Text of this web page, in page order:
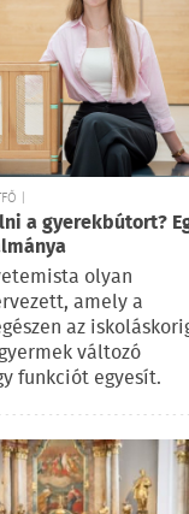
|
a gyerekbútort?
olyan
amely a
az
változó
funkciót egyesít.